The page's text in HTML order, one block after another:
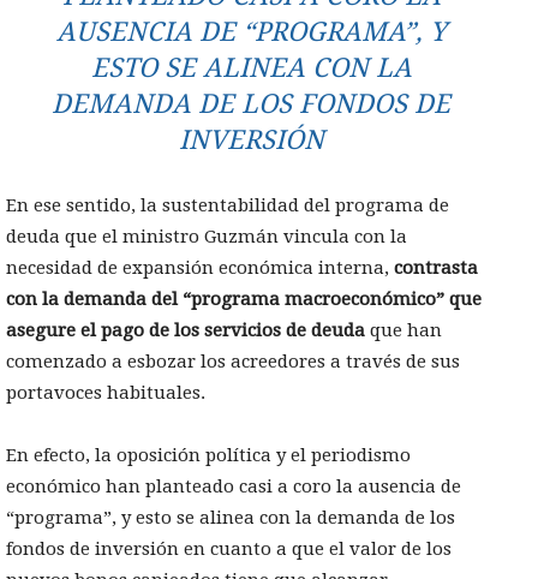
AUSENCIA DE “PROGRAMA”, Y
ESTO SE ALINEA CON LA
DEMANDA DE LOS FONDOS DE
INVERSIÓN
En ese sentido, la sustentabilidad del programa de
deuda que el ministro Guzmán vincula con la
necesidad de expansión económica interna, contrasta
con la demanda del “programa macroeconómico” que
asegure el pago de los servicios de deuda que han
comenzado a esbozar los acreedores a través de sus
portavoces habituales.
En efecto, la oposición política y el periodismo
económico han planteado casi a coro la ausencia de
“programa”, y esto se alinea con la demanda de los
fondos de inversión en cuanto a que el valor de los